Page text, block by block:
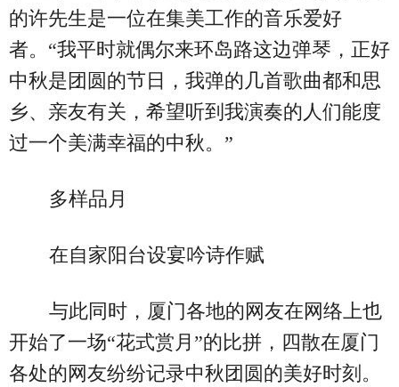
的许先生是一位在集美工作的音乐爱好
者。“我平时就偶尔来环岛路这边弹琴，正好
中秋是团圆的节日，我弹的几首歌曲都和思
乡、亲友有关，希望听到我演奏的人们能度
过一个美满幸福的中秋。”
多样品月
在自家阳台设宴吟诗作赋
与此同时，厦门各地的网友在网络上也
开始了一场“花式赏月”的比拼，四散在厦门
各处的网友纷纷记录中秋团圆的美好时刻。